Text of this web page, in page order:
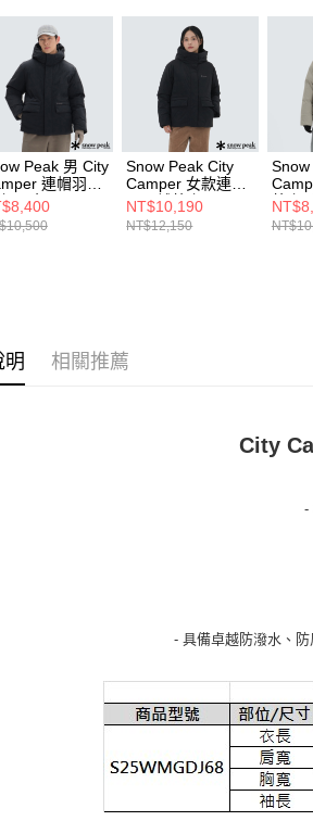
Peak 男 City
連帽羽絨
黑色
Snow Peak City
Camper 女款連帽
厚羽絨外套 黑
NT$10,190
NT$12,150
外套
明 相關推薦
City
-
- 具備卓越防潑水、